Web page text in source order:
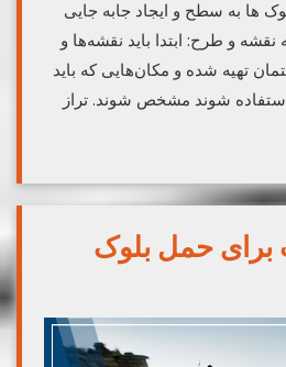
ها به سطح و ایجاد جابه جایی
و طرح: ابتدا باید نقشه‌ها و
تهیه شده و مکان‌هایی که باید
شوند مشخص شوند. تراز
حمل بلوک